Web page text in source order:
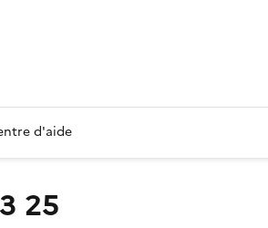
d'aide
25